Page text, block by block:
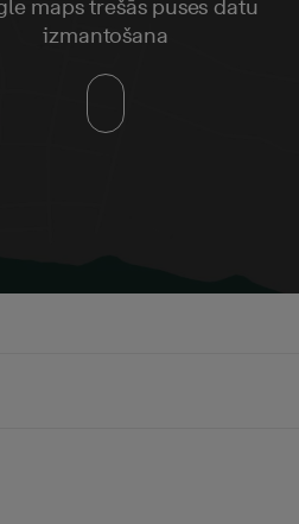
maps trešās puses datu
izmantošana